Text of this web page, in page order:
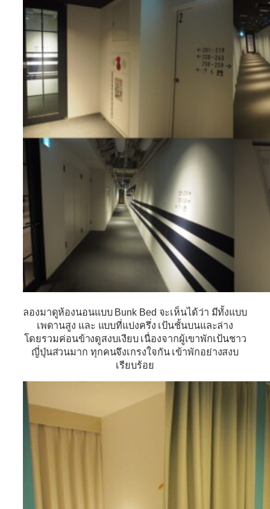
ลองมาดูห้องนอนแบบ Bunk Bed จะเห็นได้ว่า มีทั้งแบบ
เพดานสูง และ แบบที่แบ่งครึ่ง เป้นชั้นบนและล่าง
โดยรวมค่อนข้างดูสงบเงียบ เนื่องจากผู้เขาพักเป้นชาว
ญี่ปุ่นส่วนมาก ทุกคนจึงเกรงใจกัน เข้าพักอย่างสงบ
เรียบร้อย